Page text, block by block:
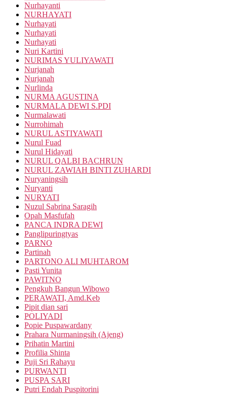
Nurhayanti
NURHAYATI
Nurhayati
Nurhayati
Nurhayati
Nuri Kartini
NURIMAS YULIYAWATI
Nurjanah
Nurjanah
Nurlinda
NURMA AGUSTINA
NURMALA DEWI S.PDI
Nurmalawati
Nurrohimah
NURUL ASTIYAWATI
Nurul Fuad
Nurul Hidayati
NURUL QALBI BACHRUN
NURUL ZAWIAH BINTI ZUHARDI
Nuryaningsih
Nuryanti
NURYATI
Nuzul Sabrina Saragih
Opah Masfufah
PANCA INDRA DEWI
Panglipuringtyas
PARNO
Partinah
PARTONO ALI MUHTAROM
Pasti Yunita
PAWITNO
Pengkuh Bangun Wibowo
PERAWATI, Amd.Keb
Pipit dian sari
POLIYADI
Popie Puspawardany
Prahara Nurmaningsih (Ajeng)
Prihatin Martini
Profilia Shinta
Puji Sri Rahayu
PURWANTI
PUSPA SARI
Putri Endah Puspitorini